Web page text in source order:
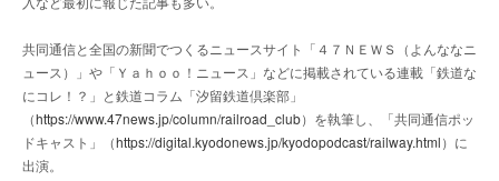
共同通信と全国の新聞でつくるニュースサイト「４７ＮＥＷＳ（よんななニ
ュース）」や「Ｙａｈｏｏ！ニュース」などに掲載されている連載「鉄道な
にコレ！？」と鉄道コラム「汐留鉄道倶楽部」
（https://www.47news.jp/column/railroad_club）を執筆し、「共同通信ポッ
ドキャスト」（https://digital.kyodonews.jp/kyodopodcast/railway.html）に
出演。